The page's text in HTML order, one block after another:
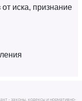
иска, признание
- законы, кодексы и нормативно-